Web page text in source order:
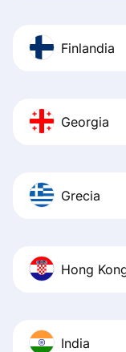
Finlandia
Georgia
Grecia
Hong
India